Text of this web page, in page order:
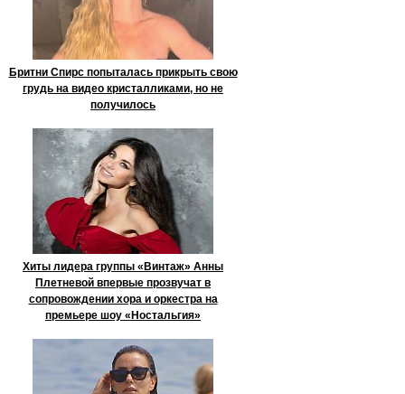
Бритни Спирс попыталась прикрыть свою
грудь на видео кристалликами, но не
получилось
Хиты лидера группы «Винтаж» Анны
Плетневой впервые прозвучат в
сопровождении хора и оркестра на
премьере шоу «Ностальгия»